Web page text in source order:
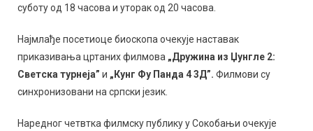
суботу од 18 часова и уторак од 20 часова.
Најмлађе посетиоце биоскопа очекује наставак
приказивања цртаних филмова „Дружина из Џунгле 2:
Светска турнеја”и „Кунг Фу Панда 4 3Д”. Филмови су
синхронизовани на српски језик.
Наредног четвтка филмску публику у Сокобањи очекује